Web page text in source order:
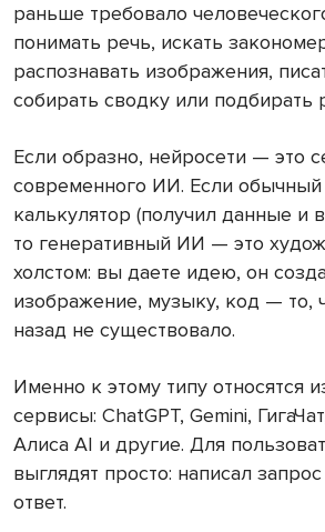
раньше требовало
понимать речь, искать
распознавать изображения,
собирать сводку или
Если образно, нейросети — это
современного ИИ. Если
калькулятор (получил данные и
то генеративный ИИ — это
холстом: вы даете идею, он
изображение, музыку, код — то,
назад не существовало.
Именно к этому типу относятся
сервисы: ChatGPT, Gemini,
Алиса AI и другие. Для
выглядят просто: написал
ответ.